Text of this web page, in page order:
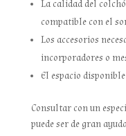
La calidad del
compatible con el
Los accesorios
incorporadores o
El espacio
Consultar con un
puede ser de gran